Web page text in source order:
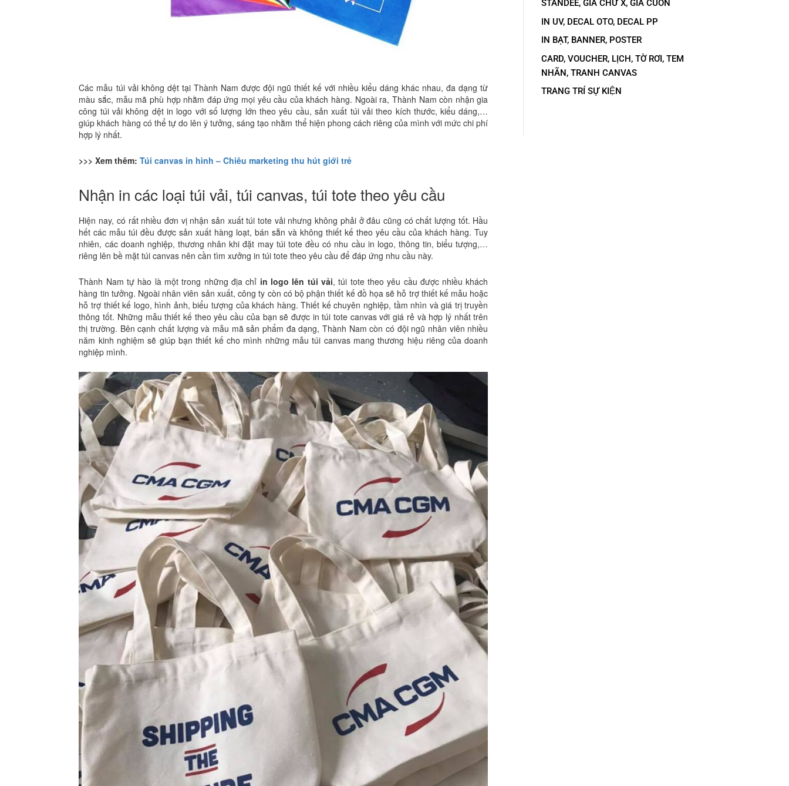
Các mẫu túi vải không dệt tại Thành Nam được đội ngũ thiết kế với nhiều kiểu dáng khác nhau, đa dạng từ
màu sắc, mẫu mã phù hợp nhằm đáp ứng mọi yêu cầu của khách hàng. Ngoài ra, Thành Nam còn nhận gia
công túi vải không dệt in logo với số lượng lớn theo yêu cầu, sản xuất túi vải theo kích thước, kiểu dáng,…
giúp khách hàng có thể tự do lên ý tưởng, sáng tạo nhằm thể hiện phong cách riêng của mình với mức chi phí
hợp lý nhất.
>>> Xem thêm: Túi canvas in hình – Chiêu marketing thu hút giới trẻ
Nhận in các loại túi vải, túi canvas, túi tote theo yêu cầu
Hiện nay, có rất nhiều đơn vị nhận sản xuất túi tote vải nhưng không phải ở đâu cũng có chất lượng tốt. Hầu
hết các mẫu túi đều được sản xuất hàng loạt, bán sẵn và không thiết kế theo yêu cầu của khách hàng. Tuy
nhiên, các doanh nghiệp, thương nhân khi đặt may túi tote đều có nhu cầu in logo, thông tin, biểu tượng,…
riêng lên bề mặt túi canvas nên cần tìm xưởng in túi tote theo yêu cầu để đáp ứng nhu cầu này.
Thành Nam tự hào là một trong những địa chỉ in logo lên túi vải, túi tote theo yêu cầu được nhiều khách
hàng tin tưởng. Ngoài nhân viên sản xuất, công ty còn có bộ phận thiết kế đồ họa sẽ hỗ trợ thiết kế mẫu hoặc
hỗ trợ thiết kế logo, hình ảnh, biểu tượng của khách hàng. Thiết kế chuyên nghiệp, tầm nhìn và giá trị truyền
thông tốt. Những mẫu thiết kế theo yêu cầu của bạn sẽ được in túi tote canvas với giá rẻ và hợp lý nhất trên
thị trường. Bên cạnh chất lượng và mẫu mã sản phẩm đa dạng, Thành Nam còn có đội ngũ nhân viên nhiều
năm kinh nghiệm sẽ giúp bạn thiết kế cho mình những mẫu túi canvas mang thương hiệu riêng của doanh
nghiệp mình.
STANDEE, GIÁ CHỮ X, GIÁ CUỐN
IN UV, DECAL OTO, DECAL PP
IN BẠT, BANNER, POSTER
CARD, VOUCHER, LỊCH, TỜ RƠI, TEM
NHÃN, TRANH CANVAS
TRANG TRÍ SỰ KIỆN